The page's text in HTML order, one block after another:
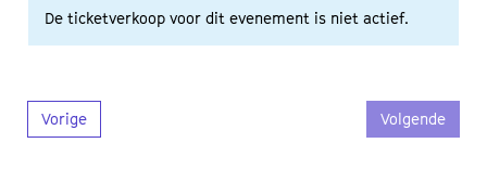
De ticketverkoop voor dit evenement is niet actief.
Vorige Volgende